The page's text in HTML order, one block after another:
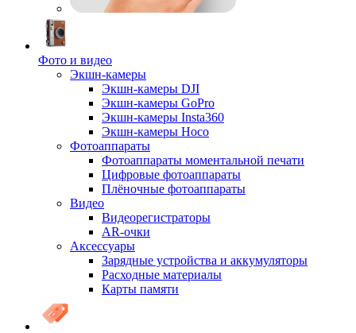
Фото и видео
Экшн-камеры
Экшн-камеры DJI
Экшн-камеры GoPro
Экшн-камеры Insta360
Экшн-камеры Hoco
Фотоаппараты
Фотоаппараты моментальной печати
Цифровые фотоаппараты
Плёночные фотоаппараты
Видео
Видеорегистраторы
AR-очки
Аксессуары
Зарядные устройства и аккумуляторы
Расходные материалы
Карты памяти